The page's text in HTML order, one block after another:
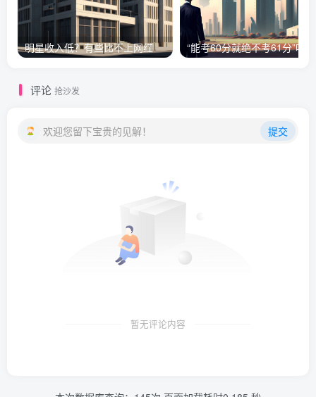
明星收入低？有些比不上网红
评论 抢沙发
欢迎您留下宝贵的见解！ 提交
暂无评论内容